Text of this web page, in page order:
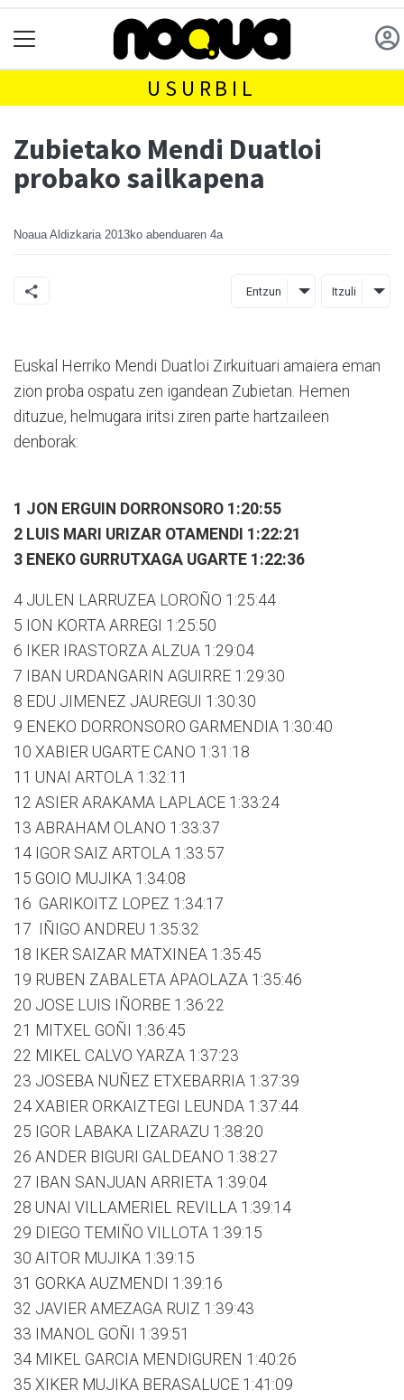
USURBIL
Zubietako Mendi Duatloi
probako sailkapena
Noaua Aldizkaria 2013ko abenduaren 4a
Entzun Itzuli
Euskal Herriko Mendi Duatloi Zirkuituari amaiera eman
zion proba ospatu zen igandean Zubietan. Hemen
dituzue, helmugara iritsi ziren parte hartzaileen
denborak:
1 JON ERGUIN DORRONSORO 1:20:55
2 LUIS MARI URIZAR OTAMENDI 1:22:21
3 ENEKO GURRUTXAGA UGARTE 1:22:36
4 JULEN LARRUZEA LOROÑO 1:25:44
5 ION KORTA ARREGI 1:25:50
6 IKER IRASTORZA ALZUA 1:29:04
7 IBAN URDANGARIN AGUIRRE 1:29:30
8 EDU JIMENEZ JAUREGUI 1:30:30
9 ENEKO DORRONSORO GARMENDIA 1:30:40
10 XABIER UGARTE CANO 1:31:18
11 UNAI ARTOLA 1:32:11
12 ASIER ARAKAMA LAPLACE 1:33:24
13 ABRAHAM OLANO 1:33:37
14 IGOR SAIZ ARTOLA 1:33:57
15 GOIO MUJIKA 1:34:08
16 GARIKOITZ LOPEZ 1:34:17
17 IÑIGO ANDREU 1:35:32
18 IKER SAIZAR MATXINEA 1:35:45
19 RUBEN ZABALETA APAOLAZA 1:35:46
20 JOSE LUIS IÑORBE 1:36:22
21 MITXEL GOÑI 1:36:45
22 MIKEL CALVO YARZA 1:37:23
23 JOSEBA NUÑEZ ETXEBARRIA 1:37:39
24 XABIER ORKAIZTEGI LEUNDA 1:37:44
25 IGOR LABAKA LIZARAZU 1:38:20
26 ANDER BIGURI GALDEANO 1:38:27
27 IBAN SANJUAN ARRIETA 1:39:04
28 UNAI VILLAMERIEL REVILLA 1:39:14
29 DIEGO TEMIÑO VILLOTA 1:39:15
30 AITOR MUJIKA 1:39:15
31 GORKA AUZMENDI 1:39:16
32 JAVIER AMEZAGA RUIZ 1:39:43
33 IMANOL GOÑI 1:39:51
34 MIKEL GARCIA MENDIGUREN 1:40:26
35 XIKER MUJIKA BERASALUCE 1:41:09